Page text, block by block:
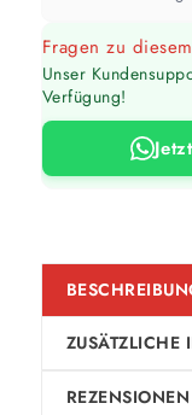
Fragen zu
Unser
Verfügung!
ZUSÄTZLICHE